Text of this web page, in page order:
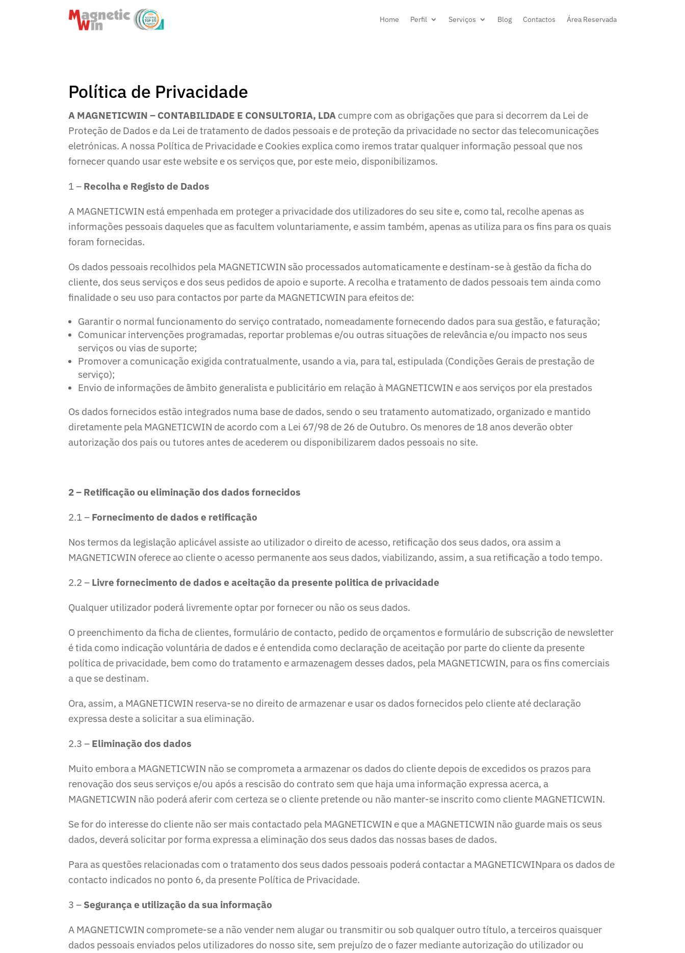
Home Perfil Serviços Blog Contactos Área Reservada
Política de Privacidade
A MAGNETICWIN – CONTABILIDADE E CONSULTORIA, LDA cumpre com as obrigações que para si decorrem da Lei de
Proteção de Dados e da Lei de tratamento de dados pessoais e de proteção da privacidade no sector das telecomunicações
eletrónicas. A nossa Política de Privacidade e Cookies explica como iremos tratar qualquer informação pessoal que nos
fornecer quando usar este website e os serviços que, por este meio, disponibilizamos.
1 – Recolha e Registo de Dados
A MAGNETICWIN está empenhada em proteger a privacidade dos utilizadores do seu site e, como tal, recolhe apenas as
informações pessoais daqueles que as facultem voluntariamente, e assim também, apenas as utiliza para os fins para os quais
foram fornecidas.
Os dados pessoais recolhidos pela MAGNETICWIN são processados automaticamente e destinam-se à gestão da ficha do
cliente, dos seus serviços e dos seus pedidos de apoio e suporte. A recolha e tratamento de dados pessoais tem ainda como
finalidade o seu uso para contactos por parte da MAGNETICWIN para efeitos de:
Garantir o normal funcionamento do serviço contratado, nomeadamente fornecendo dados para sua gestão, e faturação;
Comunicar intervenções programadas, reportar problemas e/ou outras situações de relevância e/ou impacto nos seus
serviços ou vias de suporte;
Promover a comunicação exigida contratualmente, usando a via, para tal, estipulada (Condições Gerais de prestação de
serviço);
Envio de informações de âmbito generalista e publicitário em relação à MAGNETICWIN e aos serviços por ela prestados
Os dados fornecidos estão integrados numa base de dados, sendo o seu tratamento automatizado, organizado e mantido
diretamente pela MAGNETICWIN de acordo com a Lei 67/98 de 26 de Outubro. Os menores de 18 anos deverão obter
autorização dos pais ou tutores antes de acederem ou disponibilizarem dados pessoais no site.
2 – Retificação ou eliminação dos dados fornecidos
2.1 – Fornecimento de dados e retificação
Nos termos da legislação aplicável assiste ao utilizador o direito de acesso, retificação dos seus dados, ora assim a
MAGNETICWIN oferece ao cliente o acesso permanente aos seus dados, viabilizando, assim, a sua retificação a todo tempo.
2.2 – Livre fornecimento de dados e aceitação da presente politica de privacidade
Qualquer utilizador poderá livremente optar por fornecer ou não os seus dados.
O preenchimento da ficha de clientes, formulário de contacto, pedido de orçamentos e formulário de subscrição de newsletter
é tida como indicação voluntária de dados e é entendida como declaração de aceitação por parte do cliente da presente
política de privacidade, bem como do tratamento e armazenagem desses dados, pela MAGNETICWIN, para os fins comerciais
a que se destinam.
Ora, assim, a MAGNETICWIN reserva-se no direito de armazenar e usar os dados fornecidos pelo cliente até declaração
expressa deste a solicitar a sua eliminação.
2.3 – Eliminação dos dados
Muito embora a MAGNETICWIN não se comprometa a armazenar os dados do cliente depois de excedidos os prazos para
renovação dos seus serviços e/ou após a rescisão do contrato sem que haja uma informação expressa acerca, a
MAGNETICWIN não poderá aferir com certeza se o cliente pretende ou não manter-se inscrito como cliente MAGNETICWIN.
Se for do interesse do cliente não ser mais contactado pela MAGNETICWIN e que a MAGNETICWIN não guarde mais os seus
dados, deverá solicitar por forma expressa a eliminação dos seus dados das nossas bases de dados.
Para as questões relacionadas com o tratamento dos seus dados pessoais poderá contactar a MAGNETICWINpara os dados de
contacto indicados no ponto 6, da presente Política de Privacidade.
3 – Segurança e utilização da sua informação
A MAGNETICWIN compromete-se a não vender nem alugar ou transmitir ou sob qualquer outro título, a terceiros quaisquer
dados pessoais enviados pelos utilizadores do nosso site, sem prejuízo de o fazer mediante autorização do utilizador ou